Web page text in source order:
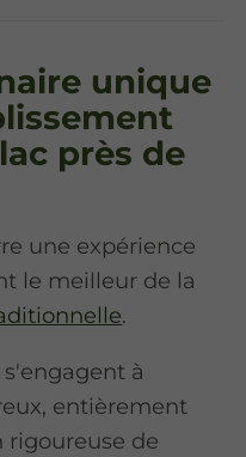
unique
près de
une expérience
le meilleur de la
.
à
entièrement
rigoureuse de